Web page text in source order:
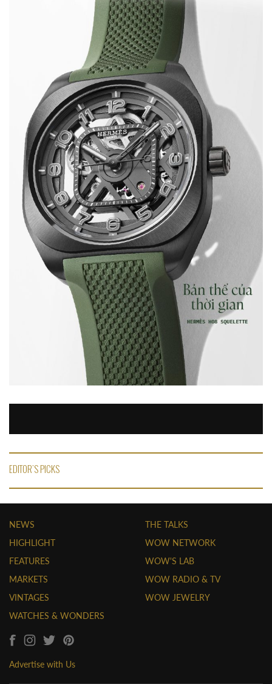
EDITOR'S PICKS
NEWS
HIGHLIGHT
FEATURES
MARKETS
VINTAGES
WATCHES & WONDERS
THE TALKS
WOW NETWORK
WOW'S LAB
WOW RADIO & TV
WOW JEWELRY
Advertise with Us